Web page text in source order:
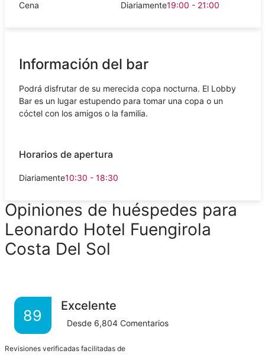
Cena Diariamente19:00 - 21:00
Información del bar
Podrá disfrutar de su merecida copa nocturna. El Lobby
Bar es un lugar estupendo para tomar una copa o un
cóctel con los amigos o la familia.
Horarios de apertura
Diariamente10:30 - 18:30
Opiniones de huéspedes para
Leonardo Hotel Fuengirola
Costa Del Sol
89
Excelente
Desde 6,804 Comentarios
Revisiones verificadas facilitadas de